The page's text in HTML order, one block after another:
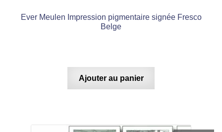
Ever Meulen Impression pigmentaire signée Fresco
Belge
Ajouter au panier